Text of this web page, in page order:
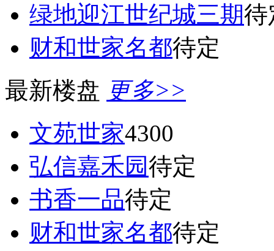
绿地迎江世纪城三期待
财和世家名都待定
最新楼盘 更多>>
文苑世家4300
弘信嘉禾园待定
书香一品待定
财和世家名都待定